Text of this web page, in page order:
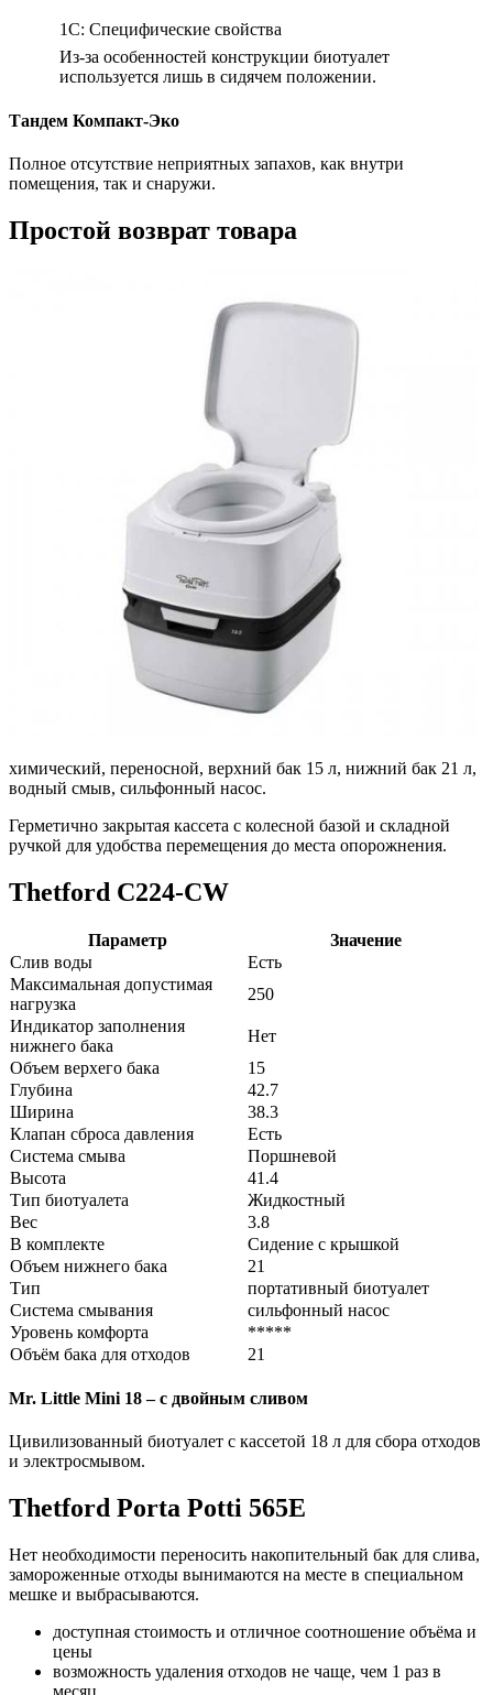
1C: Специфические свойства
Из-за особенностей конструкции биотуалет
используется лишь в сидячем положении.
Тандем Компакт-Эко
Полное отсутствие неприятных запахов, как внутри
помещения, так и снаружи.
Простой возврат товара
химический, переносной, верхний бак 15 л, нижний бак 21 л,
водный смыв, сильфонный насос.
Герметично закрытая кассета с колесной базой и складной
ручкой для удобства перемещения до места опорожнения.
Thetford C224-CW
Параметр
Значение
Слив воды
Есть
Максимальная допустимая
нагрузка
250
Индикатор заполнения
нижнего бака
Нет
Объем верхего бака
15
Глубина
42.7
Ширина
38.3
Клапан сброса давления
Есть
Система смыва
Поршневой
Высота
41.4
Тип биотуалета
Жидкостный
Вес
3.8
В комплекте
Сидение с крышкой
Объем нижнего бака
21
Тип
портативный биотуалет
Система смывания
сильфонный насос
Уровень комфорта
*****
Объём бака для отходов
21
Mr. Little Mini 18 – с двойным сливом
Цивилизованный биотуалет с кассетой 18 л для сбора отходов
и электросмывом.
Thetford Porta Potti 565E
Нет необходимости переносить накопительный бак для слива,
замороженные отходы вынимаются на месте в специальном
мешке и выбрасываются.
доступная стоимость и отличное соотношение объёма и
цены
возможность удаления отходов не чаще, чем 1 раз в
месяц